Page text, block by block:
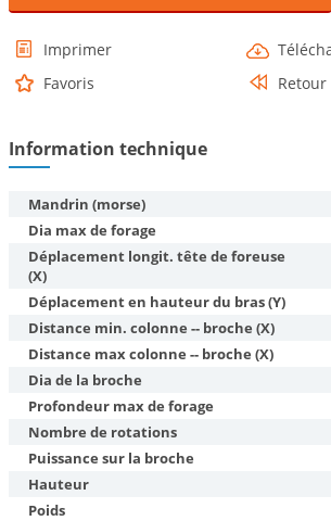
Imprimer
Favoris
Retour
Information technique
Mandrin (morse)
Dia max de forage
Déplacement longit. tête de foreuse
(X)
Déplacement en hauteur du bras (Y)
Distance min. colonne -- broche (X)
Distance max colonne -- broche (X)
Dia de la broche
Profondeur max de forage
Nombre de rotations
Puissance sur la broche
Hauteur
Poids